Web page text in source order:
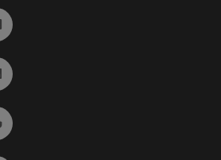
Ir a Flickr (abre en ventana nueva)
Ir a Linkedin (abre en ventana nueva)
Ir al Blog (abre en ventana nueva)